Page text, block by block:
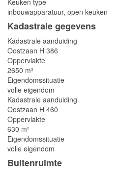
Keuken type
inbouwapparatuur, open keuken
Kadastrale gegevens
Kadastrale aanduiding
Oostzaan H 386
Oppervlakte
2650 m²
Eigendomssituatie
volle eigendom
Kadastrale aanduiding
Oostzaan H 460
Oppervlakte
630 m²
Eigendomssituatie
volle eigendom
Buitenruimte